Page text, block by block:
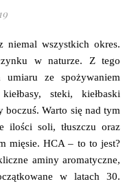
w naturze. Z tego
umiaru ze spożywaniem
steki, kiełbaski
Warto się nad tym
ilości soli, tłuszczu oraz
mięsie. HCA – to to jest?
aminy aromatyczne,
w latach 30.